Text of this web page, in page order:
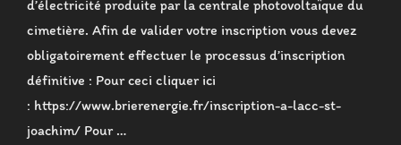
d’électricité produite par la centrale photovoltaïque du
cimetière. Afin de valider votre inscription vous devez
obligatoirement effectuer le processus d’inscription
définitive : Pour ceci cliquer ici
: https://www.brierenergie.fr/inscription-a-lacc-st-
joachim/ Pour …